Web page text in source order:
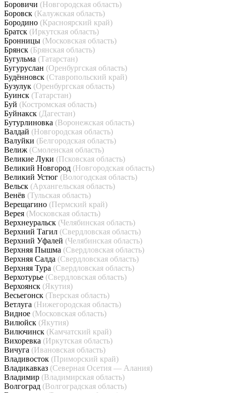
Боровичи (Новгородская область)
Боровск (Калужская область)
Бородино (Красноярский край)
Братск (Иркутская область)
Бронницы (Московская область)
Брянск (Брянская область)
Бугульма (Татарстан)
Бугуруслан (Оренбургская область)
Будённовск (Ставропольский край)
Бузулук (Оренбургская область)
Буинск (Татарстан)
Буй (Костромская область)
Буйнакск (Дагестан)
Бутурлиновка (Воронежская область)
Валдай (Новгородская область)
Валуйки (Белгородская область)
Велиж (Смоленская область)
Великие Луки (Псковская область)
Великий Новгород (Новгородская область)
Великий Устюг (Вологодская область)
Вельск (Архангельская область)
Венёв (Тульская область)
Верещагино (Пермский край)
Верея (Московская область)
Верхнеуральск (Челябинская область)
Верхний Тагил (Свердловская область)
Верхний Уфалей (Челябинская область)
Верхняя Пышма (Свердловская область)
Верхняя Салда (Свердловская область)
Верхняя Тура (Свердловская область)
Верхотурье (Свердловская область)
Верхоянск (Якутия)
Весьегонск (Тверская область)
Ветлуга (Нижегородская область)
Видное (Московская область)
Вилюйск (Якутия)
Вилючинск (Камчатский край)
Вихоревка (Иркутская область)
Вичуга (Ивановская область)
Владивосток (Приморский край)
Владикавказ (Северная Осетия — Алания)
Владимир (Владимирская область)
Волгоград (Волгоградская область)